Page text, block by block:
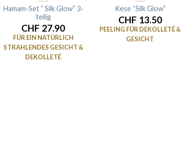
Hamam-Set ” Silk Glow” 3-
teilig
CHF 27.90
FÜR EIN NATÜRLICH
STRAHLENDES GESICHT &
DEKOLLETÉ
Kese “Silk Glow”
CHF 13.50
PEELING FÜR DEKOLLETÉ &
GESICHT